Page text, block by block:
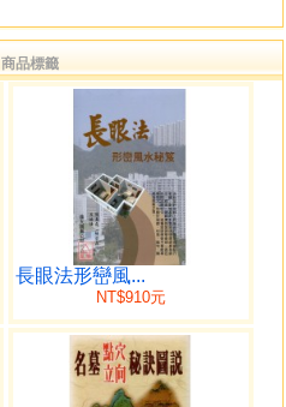
商品標籤
長眼法形巒風...
NT$910元